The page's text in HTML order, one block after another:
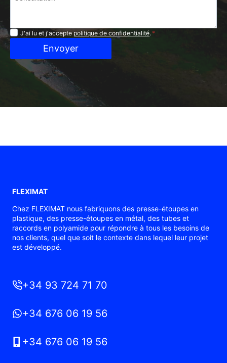
Confidentialité
J'ai lu et j'acceptepolitique de confidentialité. *
Envoyer
FLEXIMAT
Chez FLEXIMAT nous fabriquons des presse-étoupes en
plastique, des presse-étoupes en métal, des tubes et
raccords en polyamide pour répondre à tous les besoins de
nos clients, quel que soit le contexte dans lequel leur projet
est développé.
+34 93 724 71 70
+34 676 06 19 56
+34 676 06 19 56